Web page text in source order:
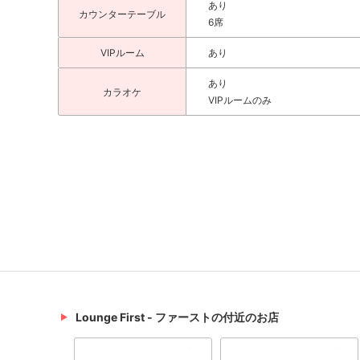
カウンターテーブル
あり
6席
VIPルーム あり
カラオケ
あり
VIPルームのみ
Lounge First - ファーストの付近のお店